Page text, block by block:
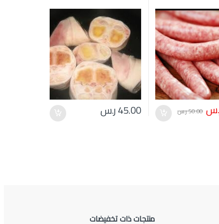
50.00ر.س 45.00ر.س
منتجات ذات تخفيضات